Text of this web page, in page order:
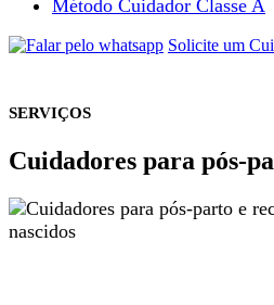
Método Cuidador Classe A
Solicite um
SERVIÇOS
Cuidadores para pós-